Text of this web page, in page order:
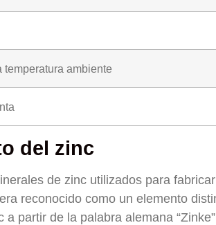
ambiente
del zinc
de zinc utilizados para
reconocido como un elemento
partir de la palabra alemana